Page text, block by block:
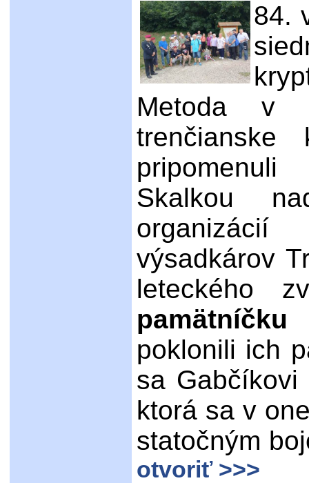
84.
Metoda v
Skalkou
výsadkárov
leteckého
poklonili ich
sa Gabčíkovi
ktorá sa v
statočným
otvoriť >>>